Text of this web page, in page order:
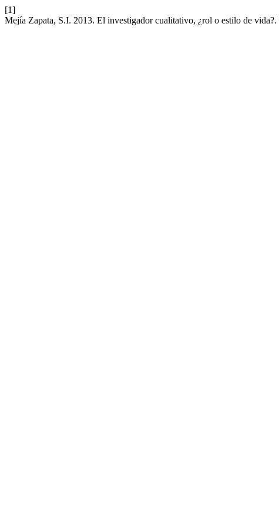
[1]
Mejía Zapata, S.I. 2013. El investigador cualitativo, ¿rol o estilo de vida?.